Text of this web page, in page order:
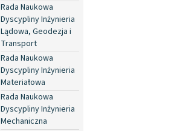
Rada Naukowa
Dyscypliny Inżynieria
Lądowa, Geodezja i
Transport
Rada Naukowa
Dyscypliny Inżynieria
Materiałowa
Rada Naukowa
Dyscypliny Inżynieria
Mechaniczna